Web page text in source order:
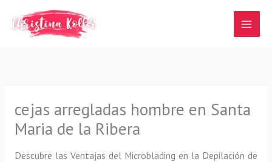
contenido
cejas arregladas hombre en Santa
Maria de la Ribera
Descubre las Ventajas del Microblading en la Depilación de